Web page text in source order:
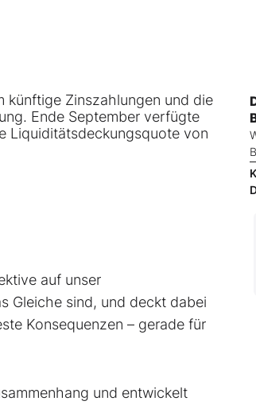
künftige Zinszahlungen und die
Ende September verfügte
Liquiditätsdeckungsquote von
auf unser
Gleiche sind, und deckt dabei
Konsequenzen – gerade für
und entwickelt